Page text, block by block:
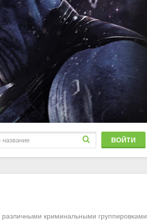
ВОЙТИ
криминальными группировками.